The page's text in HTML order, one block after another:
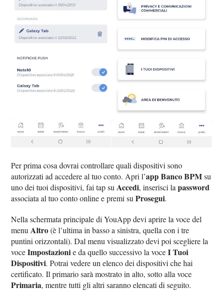
Per prima cosa dovrai controllare quali dispositivi sono
autorizzati ad accedere al tuo conto. Apri l’app Banco BPMsu
uno dei tuoi dispositivi, fai tap su Accedi, inserisci lapassword
associata al tuo conto online e premi suProsegui.
Nella schermata principale di YouApp devi aprire la voce del
menu Altro(è l’ultima in basso a sinistra, quella con i tre
puntini orizzontali). Dal menu visualizzato devi poi scegliere la
voceImpostazionie da quello successivo la voceI Tuoi
Dispositivi. Potrai vedere un elenco dei dispositivi che hai
certificato. Il primario sarà mostrato in alto, sotto alla voce
Primaria, mentre tutti gli altri saranno elencati di seguito.